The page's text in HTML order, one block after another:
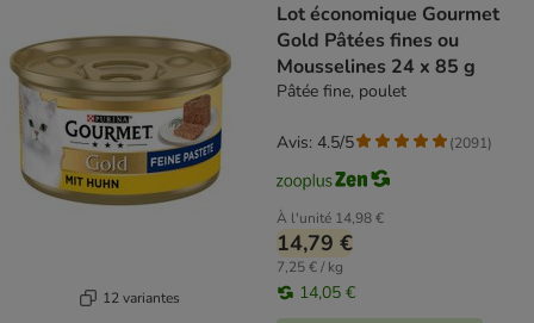
12 variantes
Lot économique Gourmet
Gold Pâtées fines ou
Mousselines 24 x 85 g
Pâtée fine, poulet
À l'unité 14,98 €
14,79 €
7,25 € / kg
14,05 €
Avis: 4.5/5 (2091)